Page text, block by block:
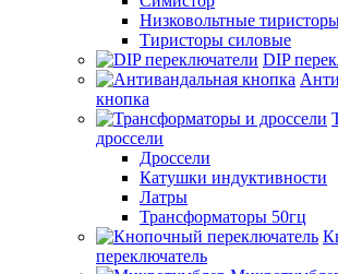
Низковольтные
Тиристоры силовые
DIP
кнопка
дроссели
Дроссели
Катушки индуктивности
Латры
Трансформаторы 50гц
переключатель